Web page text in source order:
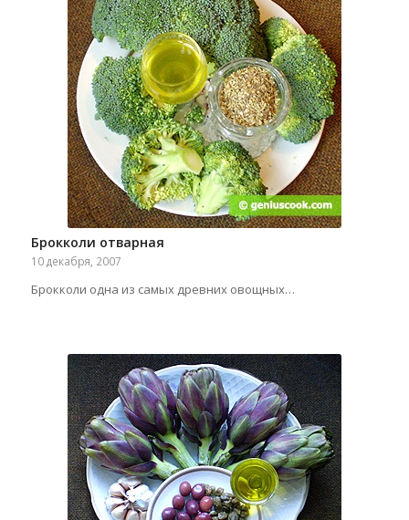
Брокколи отварная
10 декабря, 2007
Брокколи одна из самых древних овощных…